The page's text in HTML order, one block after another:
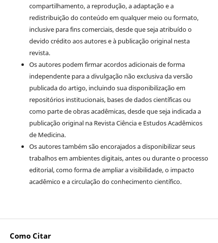
compartilhamento, a reprodução, a adaptação e a
redistribuição do conteúdo em qualquer meio ou formato,
inclusive para fins comerciais, desde que seja atribuído o
devido crédito aos autores e à publicação original nesta
revista.
Os autores podem firmar acordos adicionais de forma
independente para a divulgação não exclusiva da versão
publicada do artigo, incluindo sua disponibilização em
repositórios institucionais, bases de dados científicas ou
como parte de obras acadêmicas, desde que seja indicada a
publicação original na Revista Ciência e Estudos Acadêmicos
de Medicina.
Os autores também são encorajados a disponibilizar seus
trabalhos em ambientes digitais, antes ou durante o processo
editorial, como forma de ampliar a visibilidade, o impacto
acadêmico e a circulação do conhecimento científico.
Como Citar